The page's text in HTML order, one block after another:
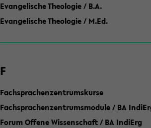
Evangelische Theologie / B.A.
Evangelische Theologie / M.Ed.
F
Fachsprachenzentrumskurse
Fachsprachenzentrumsmodule / BA
Forum Offene Wissenschaft / BA IndiErg